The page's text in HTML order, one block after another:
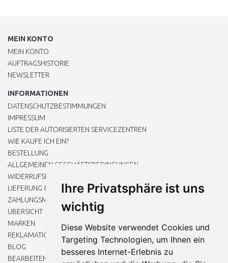
Ihre Privatsphäre ist uns
wichtig
Diese Website verwendet Cookies und
Targeting Technologien, um Ihnen ein
besseres Internet-Erlebnis zu
MEIN KONTO
MEIN KONTO
AUFTRAGSHISTORIE
NEWSLETTER
INFORMATIONEN
DATENSCHUTZBESTIMMUNGEN
IMPRESSUM
LISTE DER AUTORISIERTEN SERVICEZENTREN
WIE KAUFE ICH EIN?
BESTELLUNG
ALLGEMEINEN GESCHÄFTSBEDINGUNGEN
WIDERRUFSRECHT
LIEFERUNG & ZAHLUNG
ZAHLUNGSMETHODEN
ÜBERSICHT
MARKEN
REKLAMATIONEN UND RETOUREN
BLOG
BEARBEITEN SIE MEINE COOKIE-EINSTELLUNGEN